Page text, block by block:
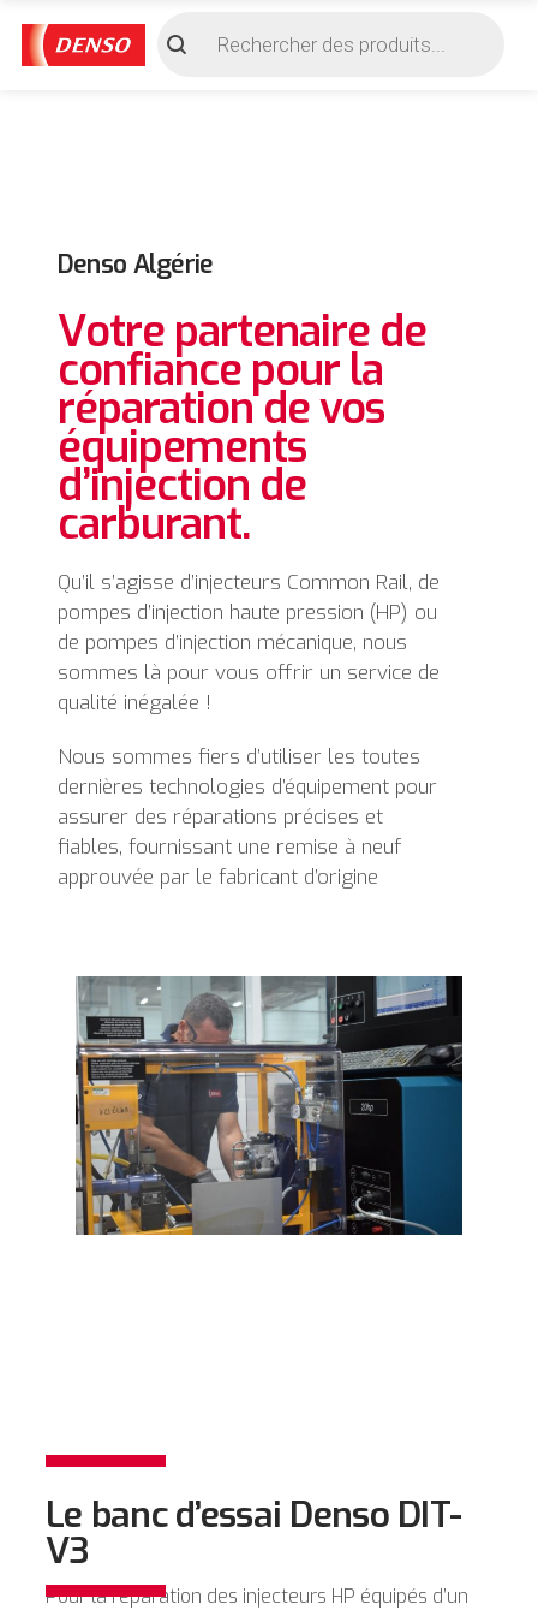
Denso Algérie
Votre partenaire de
confiance pour la
réparation de vos
équipements
d’injection de
carburant.
Qu’il s’agisse d’injecteurs Common Rail, de
pompes d’injection haute pression (HP) ou
de pompes d’injection mécanique, nous
sommes là pour vous offrir un service de
qualité inégalée !
Nous sommes fiers d’utiliser les toutes
dernières technologies d’équipement pour
assurer des réparations précises et
fiables, fournissant une remise à neuf
approuvée par le fabricant d’origine
Le banc d’essai Denso DIT-
V3
Pour la réparation des injecteurs HP équipés d’un